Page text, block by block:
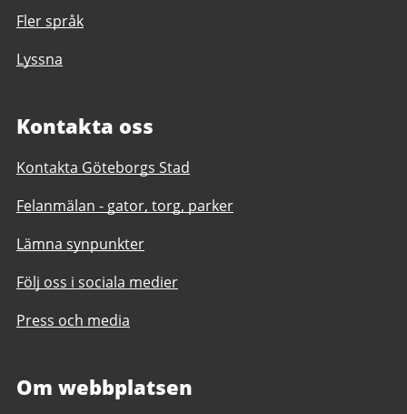
Fler språk
Lyssna
Kontakta oss
Kontakta Göteborgs Stad
Felanmälan - gator, torg, parker
Lämna synpunkter
Följ oss i sociala medier
Press och media
Om webbplatsen